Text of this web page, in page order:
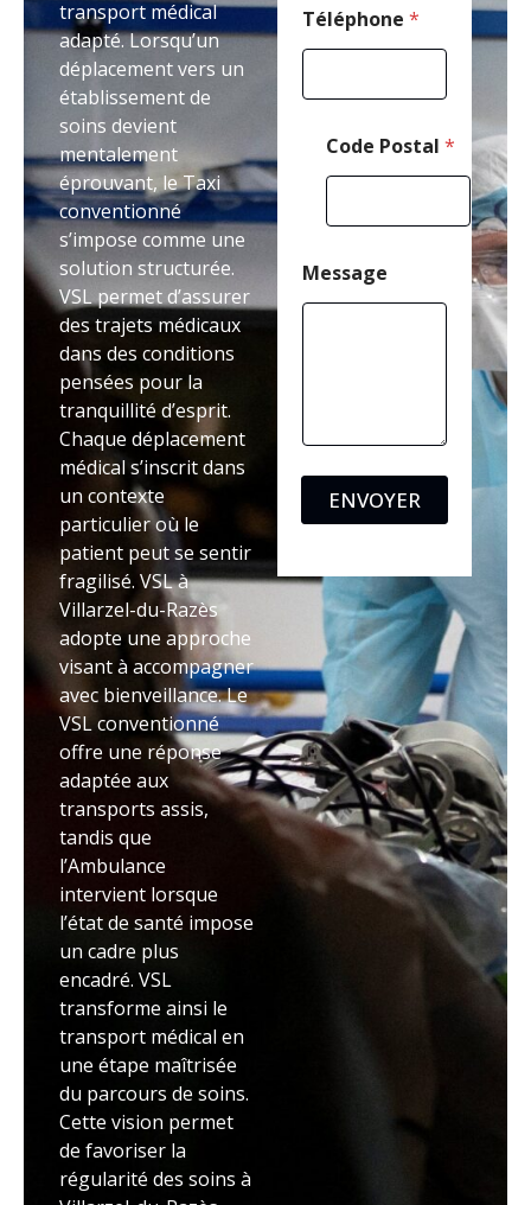
transport médical
adapté. Lorsqu’un
déplacement vers un
établissement de
soins devient
mentalement
éprouvant, le Taxi
conventionné
s’impose comme une
solution structurée.
VSL permet d’assurer
des trajets médicaux
dans des conditions
pensées pour la
tranquillité d’esprit.
Chaque déplacement
médical s’inscrit dans
un contexte
particulier où le
patient peut se sentir
fragilisé. VSL à
Villarzel-du-Razès
adopte une approche
visant à accompagner
avec bienveillance. Le
VSL conventionné
offre une réponse
adaptée aux
transports assis,
tandis que
l’Ambulance
intervient lorsque
l’état de santé impose
un cadre plus
encadré. VSL
transforme ainsi le
transport médical en
une étape maîtrisée
du parcours de soins.
Cette vision permet
de favoriser la
régularité des soins à
d
e
Téléphone *
Code Postal *
Message
ENVOYER